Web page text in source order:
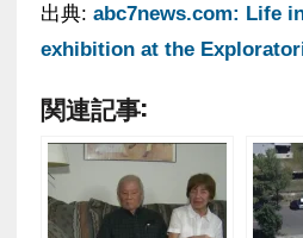
出典: abc7news.com: Life
exhibition at the
関連記事: